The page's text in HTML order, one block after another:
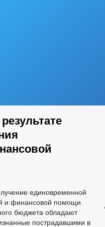
единовременной
и финансовой помощи
бюджета обладают
пострадавшими в